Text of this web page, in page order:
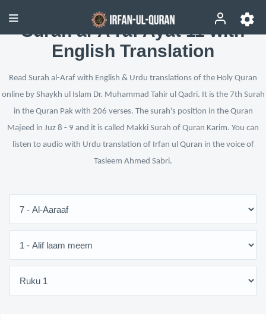
Surah al-A‘raf Ayat 11 with
English Translation
Read Surah al-Araf with English & Urdu translations of the Holy Quran
online by Shaykh ul Islam Dr. Muhammad Tahir ul Qadri. It is the 7th Surah
in the Quran Pak with 206 verses. The surah's position in the Quran
Majeed in Juz 8 - 9 and it is called Makki Surah of Quran Karim. You can
listen to audio with Urdu translation of Irfan ul Quran in the voice of
Tasleem Ahmed Sabri.